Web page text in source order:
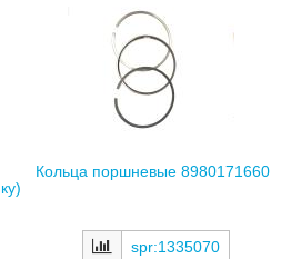
Кольца поршневые 8980171660
spr:1335070